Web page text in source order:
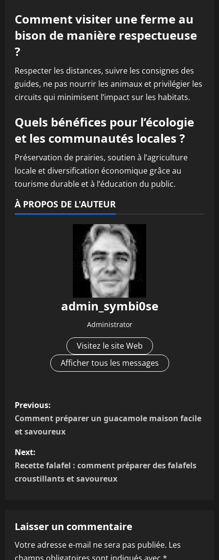
Comment visiter une ferme au
bison de manière respectueuse
?
Respecter les distances, suivre les consignes des
guides, ne pas nourrir les animaux et privilégier les
circuits qui minimisent l’impact sur les habitats.
Quels bénéfices pour l’écologie
et les communautés locales ?
Préservation de prairies, soutien à l’agriculture
locale et diversification économique grâce au
tourisme durable et à l’éducation du public.
À PROPOS DE L'AUTEUR
admin_symbi0se
Administrator
Visitez le site Web
Afficher tous les messages
P
o
t
n
v
i
Previous:
Comment préparer un guacamole maison facile
et savoureux
Next:
Recette falafel : comment préparer des falafels
croustillants et savoureux
Laisser un commentaire
Votre adresse e-mail ne sera pas publiée. Les